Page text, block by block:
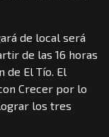
de local será
de las 16 horas
de El Tío. El
Crecer por lo
los tres